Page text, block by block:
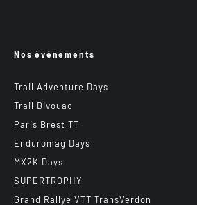
Nos événements
Trail Adventure Days
Trail Bivouac
Paris Brest TT
Enduromag Days
MX2K Days
SUPERTROPHY
Grand Rallye VTT TransVerdon